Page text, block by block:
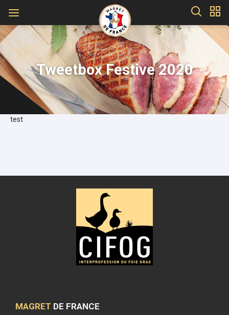
Tweetbox Festive 2020
test
MAGRET DE FRANCE